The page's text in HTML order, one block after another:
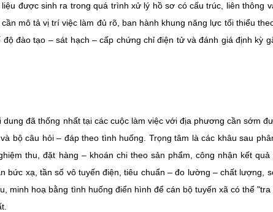
được sinh ra trong quá trình xử lý hồ sơ có cấu trúc, liên thông
mô tả vị trí việc làm đủ rõ, ban hành khung năng lực tối thiểu
đào tạo – sát hạch – cấp chứng chỉ điện tử và đánh giá định kỳ
đã thống nhất tại các cuộc làm việc với địa phương cần sớm
bộ câu hỏi – đáp theo tình huống. Trọng tâm là các khâu sau
thu, đặt hàng – khoán chi theo sản phẩm, công nhận kết quả
bức xạ, tần số vô tuyến điện, tiêu chuẩn – đo lường – chất lượng,
minh hoạ bằng tình huống điển hình để cán bộ tuyến xã có thể "tra